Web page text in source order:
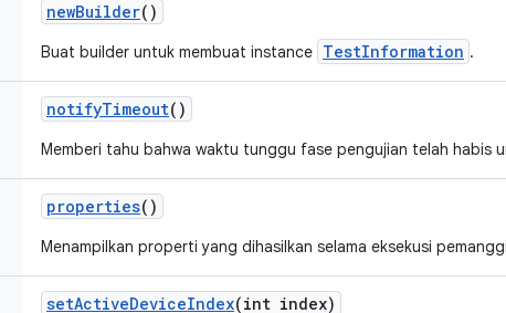
newBuilder()
Buat builder untuk membuat instance TestInformation .
notifyTimeout()
Memberi tahu bahwa waktu tunggu fase pengujian telah habis
properties()
Menampilkan properti yang dihasilkan selama eksekusi
setActiveDeviceIndex(int index)